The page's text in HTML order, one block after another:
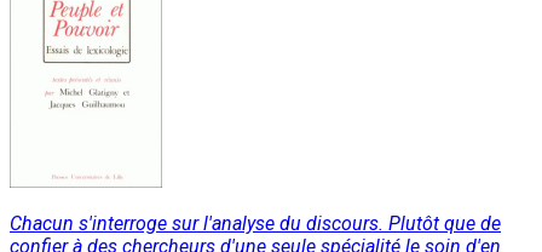
Chacun s'interroge sur l'analyse du discours. Plutôt que de
confier à des chercheurs d'une seule spécialité le soin d'en